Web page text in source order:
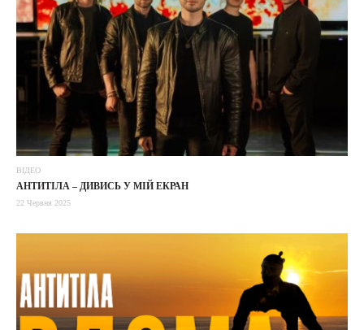
ВІДЕО
АНТИТІЛА – ДИВИСЬ У МІЙ ЕКРАН
22 Червня 2025